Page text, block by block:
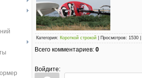
Категория: Короткой строкой Просмотров: 1530
Всего комментариев: 0
Войдите: